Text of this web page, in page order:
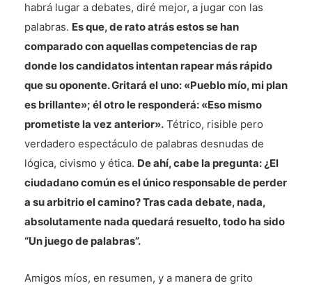
habrá lugar a debates, diré mejor, a jugar con las
palabras. Es que, de rato atrás estos se han
comparado con aquellas competencias de rap
donde los candidatos intentan rapear más rápido
que su oponente. Gritará el uno: «Pueblo mío, mi plan
es brillante»; él otro le responderá: «Eso mismo
prometiste la vez anterior». Tétrico, risible pero
verdadero espectáculo de palabras desnudas de
lógica, civismo y ética. De ahí, cabe la pregunta: ¿El
ciudadano común es el único responsable de perder
a su arbitrio el camino? Tras cada debate, nada,
absolutamente nada quedará resuelto, todo ha sido
“Un juego de palabras”.
Amigos míos, en resumen, y a manera de grito